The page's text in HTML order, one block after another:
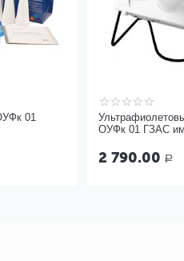
01
ОУФк 01 ГЗАС
2 790.00 Р